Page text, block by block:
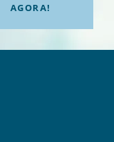
AGORA!